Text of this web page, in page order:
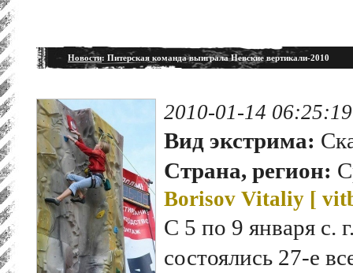
Новости: Питерская команда выиграла Невские вертикали-2010
2010-01-14 06:25:19
Вид экстрима:
Страна, регион:
Borisov Vitaliy [
С 5 по 9 января с.
состоялись 27-е